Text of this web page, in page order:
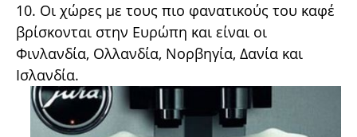
10. Οι χώρες με τους πιο φανατικούς του καφέ
βρίσκονται στην Ευρώπη και είναι οι
Φινλανδία, Ολλανδία, Νορβηγία, Δανία και
Ισλανδία.